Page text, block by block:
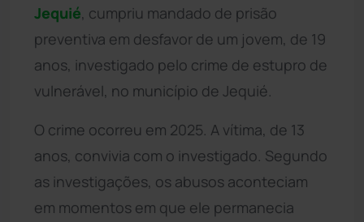
Jequié, cumpriu mandado de prisão
preventiva em desfavor de um jovem, de 19
anos, investigado pelo crime de estupro de
vulnerável, no município de Jequié.
O crime ocorreu em 2025. A vítima, de 13
anos, convivia com o investigado. Segundo
as investigações, os abusos aconteciam
em momentos em que ele permanecia